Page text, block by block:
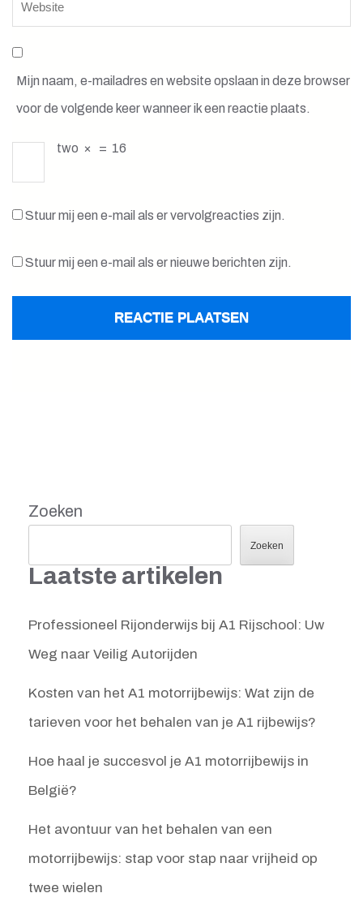
Mijn naam, e-mailadres en website opslaan in deze browser
voor de volgende keer wanneer ik een reactie plaats.
two × = 16
Stuur mij een e-mail als er vervolgreacties zijn.
Stuur mij een e-mail als er nieuwe berichten zijn.
Zoeken
Zoeken
Laatste artikelen
Professioneel Rijonderwijs bij A1 Rijschool: Uw
Weg naar Veilig Autorijden
Kosten van het A1 motorrijbewijs: Wat zijn de
tarieven voor het behalen van je A1 rijbewijs?
Hoe haal je succesvol je A1 motorrijbewijs in
België?
Het avontuur van het behalen van een
motorrijbewijs: stap voor stap naar vrijheid op
twee wielen